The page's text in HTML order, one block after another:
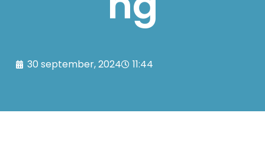
30 september, 2024 11:44